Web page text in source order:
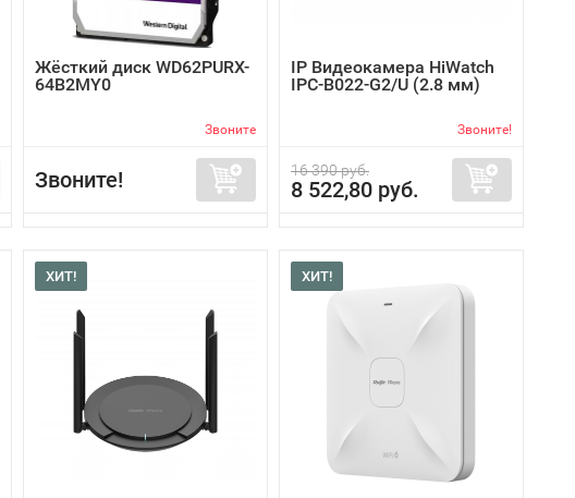
Жёсткий диск WD62PURX-
64B2MY0
Звоните
Звоните!
IP Видеокамера HiWatch
IPC-B022-G2/U (2.8 мм)
Звоните!
16 390 руб.
8 522,80 руб.
ХИТ! ХИТ!